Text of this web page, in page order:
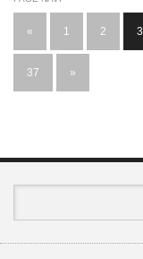
« 1 2 3
37 »